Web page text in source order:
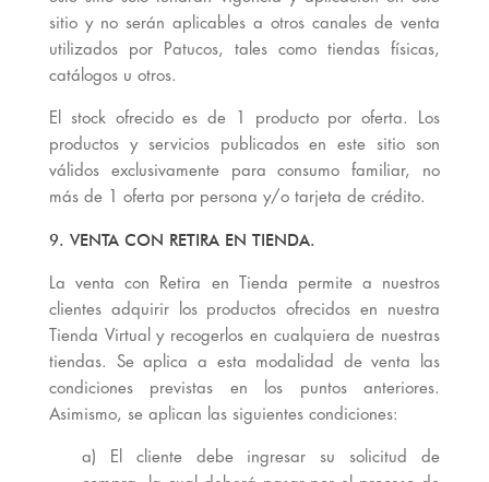
sitio y no serán aplicables a otros canales de venta
utilizados por Patucos, tales como tiendas físicas,
catálogos u otros.
El stock ofrecido es de 1 producto por oferta. Los
productos y servicios publicados en este sitio son
válidos exclusivamente para consumo familiar, no
más de 1 oferta por persona y/o tarjeta de crédito.
9. VENTA CON RETIRA EN TIENDA.
La venta con Retira en Tienda permite a nuestros
clientes adquirir los productos ofrecidos en nuestra
Tienda Virtual y recogerlos en cualquiera de nuestras
tiendas. Se aplica a esta modalidad de venta las
condiciones previstas en los puntos anteriores.
Asimismo, se aplican las siguientes condiciones:
a) El cliente debe ingresar su solicitud de